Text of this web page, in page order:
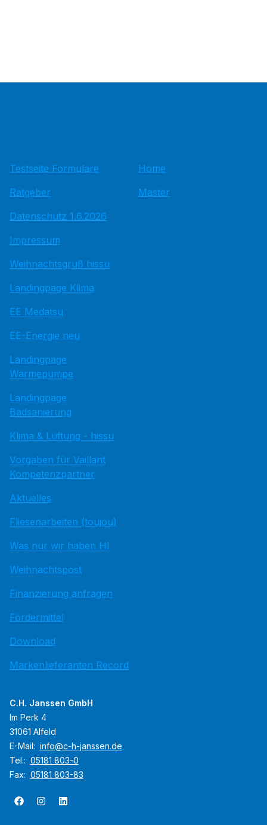
Testseite Formulare
Ratgeber
Datenschutz 1.6.2026
Impressum
Weihnachtsgruß hissu
Landingpage Klima
EE Medatsu
EE-Energie neu
Landingpage
Wärmepumpe
Landingpage
Badsanierung
Klima & Lüftung - hissu
Vorgaben für Vaillant
Kompetenzpartner
Aktuelles
Fliesenarbeiten (toujou)
Was nur wir haben HI
Weihnachtspost
Finanzierung anfragen
Fördermittel
Download
Markenlieferanten Record
Home
Master
C.H. Janssen GmbH
Im Perk 4
31061 Alfeld
E-Mail: info@c-h-janssen.de
Tel.: 05181 803-0
Fax: 05181 803-83